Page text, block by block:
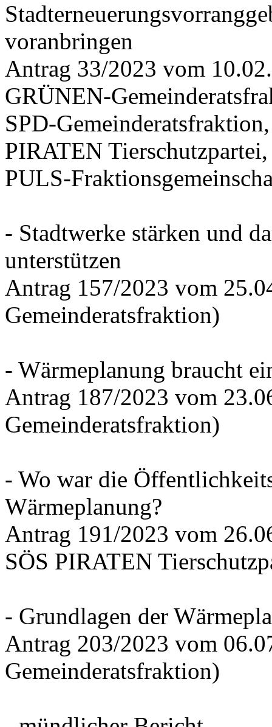
voranbringen
Antrag 33/2023 vom
GRÜNEN-
SPD-
PIRATEN Tierschutzpartei,
PULS-
- Stadtwerke stärken und
unterstützen
Antrag 157/2023 vom
Gemeinderatsfraktion)
- Wärmeplanung braucht
Antrag 187/2023 vom
Gemeinderatsfraktion)
- Wo war die
Wärmeplanung?
Antrag 191/2023 vom
SÖS PIRATEN
- Grundlagen der
Antrag 203/2023 vom
Gemeinderatsfraktion)